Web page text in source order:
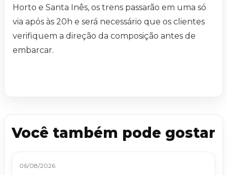
Horto e Santa Inês, os trens passarão em uma só
via após às 20h e será necessário que os clientes
verifiquem a direção da composição antes de
embarcar.
Você também pode gostar
06/08/2026